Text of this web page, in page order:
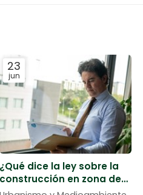
23
jun
¿Qué dice la ley sobre la
construcción en zona de
costa en Galicia?